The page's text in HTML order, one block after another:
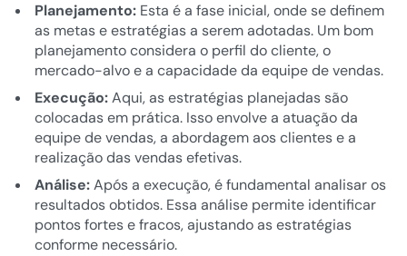
Planejamento:Esta é a fase inicial, onde se definem
as metas e estratégias a serem adotadas. Um bom
planejamento considera o perfil do cliente, o
mercado-alvo e a capacidade da equipe de vendas.
Execução:Aqui, as estratégias planejadas são
colocadas em prática. Isso envolve a atuação da
equipe de vendas, a abordagem aos clientes e a
realização das vendas efetivas.
Análise:Após a execução, é fundamental analisar os
resultados obtidos. Essa análise permite identificar
pontos fortes e fracos, ajustando as estratégias
conforme necessário.